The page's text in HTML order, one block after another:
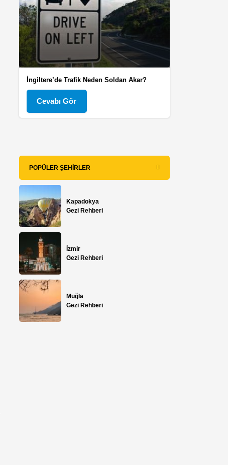
İngiltere’de Trafik Neden Soldan Akar?
Cevabı Gör
POPÜLER ŞEHIRLER
Kapadokya
Gezi Rehberi
İzmir
Gezi Rehberi
Muğla
Gezi Rehberi